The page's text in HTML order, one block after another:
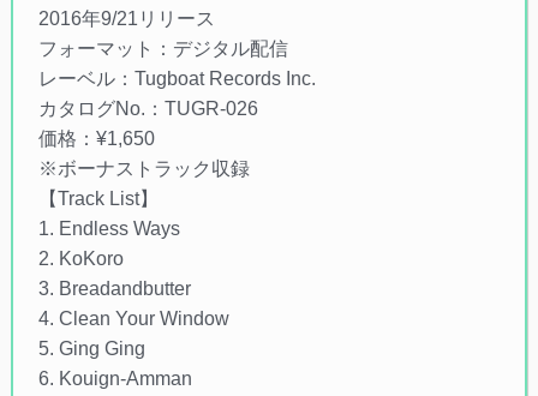
2016年9/21リリース
フォーマット：デジタル配信
レーベル：Tugboat Records Inc.
カタログNo.：TUGR-026
価格：¥1,650
※ボーナストラック収録
【Track List】
1. Endless Ways
2. KoKoro
3. Breadandbutter
4. Clean Your Window
5. Ging Ging
6. Kouign-Amman